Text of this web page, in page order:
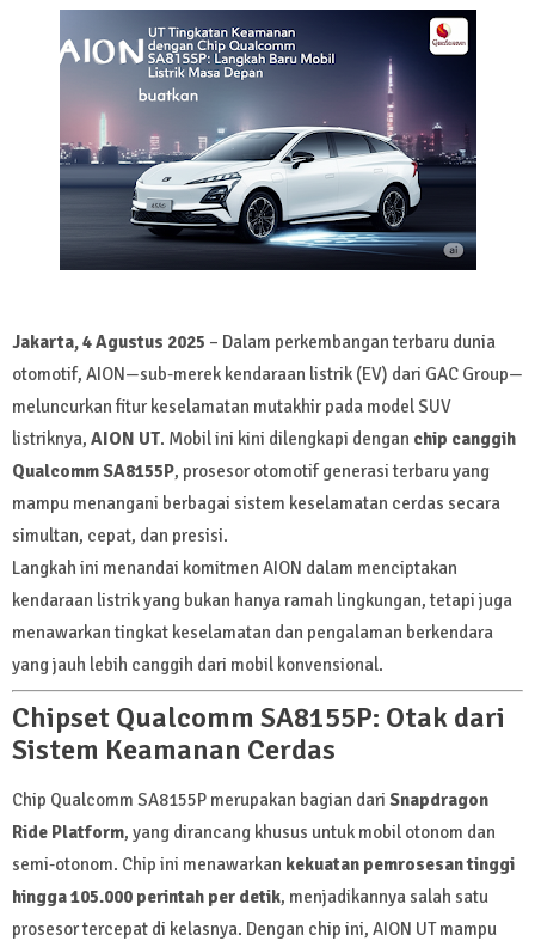
Jakarta, 4 Agustus 2025 – Dalam perkembangan terbaru dunia
otomotif, AION—sub-merek kendaraan listrik (EV) dari GAC Group—
meluncurkan fitur keselamatan mutakhir pada model SUV
listriknya, AION UT. Mobil ini kini dilengkapi dengan chip canggih
Qualcomm SA8155P, prosesor otomotif generasi terbaru yang
mampu menangani berbagai sistem keselamatan cerdas secara
simultan, cepat, dan presisi.
Langkah ini menandai komitmen AION dalam menciptakan
kendaraan listrik yang bukan hanya ramah lingkungan, tetapi juga
menawarkan tingkat keselamatan dan pengalaman berkendara
yang jauh lebih canggih dari mobil konvensional.
Chipset Qualcomm SA8155P: Otak dari
Sistem Keamanan Cerdas
Chip Qualcomm SA8155P merupakan bagian dari Snapdragon
Ride Platform, yang dirancang khusus untuk mobil otonom dan
semi-otonom. Chip ini menawarkan kekuatan pemrosesan tinggi
hingga 105.000 perintah per detik, menjadikannya salah satu
prosesor tercepat di kelasnya. Dengan chip ini, AION UT mampu